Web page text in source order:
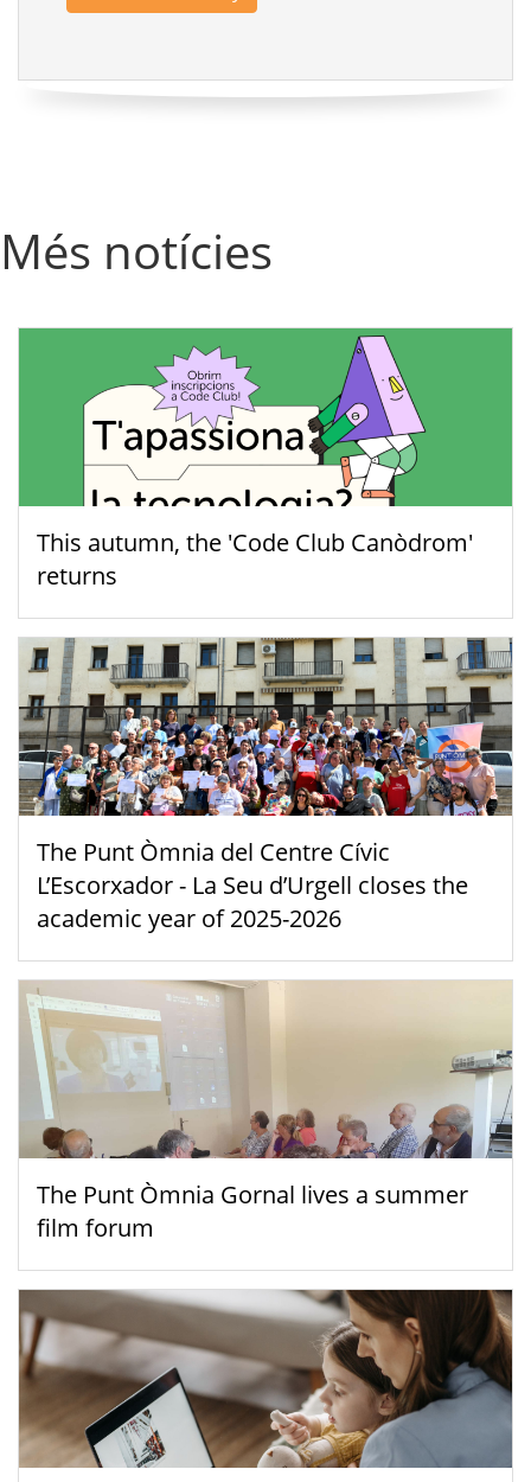
Més notícies
This autumn, the 'Code Club Canòdrom'
returns
The Punt Òmnia del Centre Cívic
L’Escorxador - La Seu d’Urgell closes the
academic year of 2025-2026
The Punt Òmnia Gornal lives a summer
film forum